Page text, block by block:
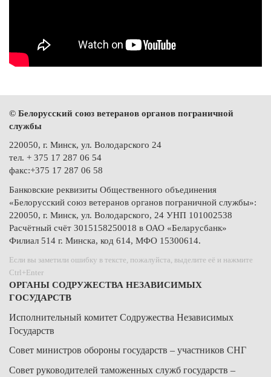
© Белорусский союз ветеранов органов пограничной
службы
220050, г. Минск, ул. Володарского 24
тел. + 375 17 287 06 54
факс:+375 17 287 06 58
Банковские реквизиты Общественного объединения
«Белорусский союз ветеранов органов пограничной службы»:
220050, г. Минск, ул. Володарского, 24 УНП 101002538
Расчётный счёт 3015158250018 в ОАО «Беларусбанк»
Филиал 514 г. Минска, код 614, МФО 15300614.
Если вы заметили ошибку в тексте, пожалуйста, выделите её и нажмите
Ctrl+Enter
ОРГАНЫ СОДРУЖЕСТВА НЕЗАВИСИМЫХ
ГОСУДАРСТВ
Исполнительный комитет Содружества Независимых
Государств
Совет министров обороны государств – участников СНГ
Совет руководителей таможенных служб государств –